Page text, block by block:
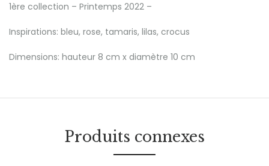
1ère collection – Printemps 2022 –
Inspirations: bleu, rose, tamaris, lilas, crocus
Dimensions: hauteur 8 cm x diamètre 10 cm
Produits connexes